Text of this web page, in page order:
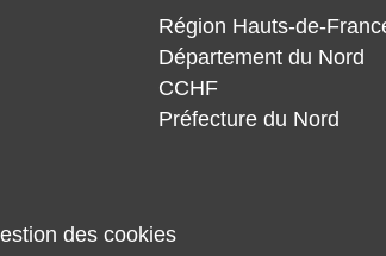
Région Hauts-de-
Département du Nord
CCHF
Préfecture du Nord
des cookies